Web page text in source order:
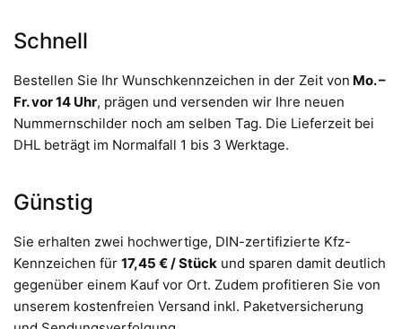
Schnell
Bestellen Sie Ihr Wunschkennzeichen in der Zeit von Mo. –
Fr. vor 14 Uhr, prägen und versenden wir Ihre neuen
Nummernschilder noch am selben Tag. Die Lieferzeit bei
DHL beträgt im Normalfall 1 bis 3 Werktage.
Günstig
Sie erhalten zwei hochwertige, DIN-zertifizierte Kfz-
Kennzeichen für 17,45 € / Stück und sparen damit deutlich
gegenüber einem Kauf vor Ort. Zudem profitieren Sie von
unserem kostenfreien Versand inkl. Paketversicherung